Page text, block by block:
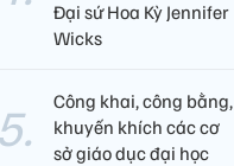
Đại sứ Hoa Kỳ Jennifer
Wicks
Công khai, công bằng,
khuyến khích các cơ
sở giáo dục đại học